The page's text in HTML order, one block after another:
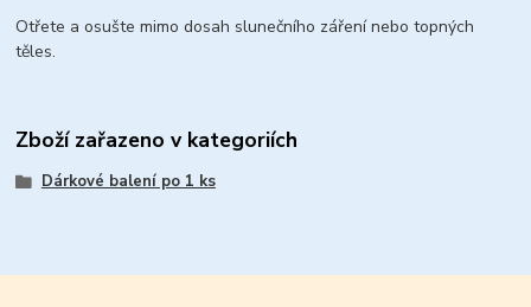
Otřete a osušte mimo dosah slunečního záření nebo topných
těles.
Zboží zařazeno v kategoriích
Dárkové balení po 1 ks